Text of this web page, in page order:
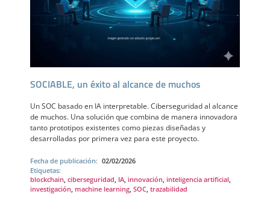
SOCIABLE, un éxito al alcance de muchos
Un SOC basado en IA interpretable. Ciberseguridad al alcance
de muchos. Una solución que combina de manera innovadora
tanto prototipos existentes como piezas diseñadas y
desarrolladas por primera vez para este proyecto.
Fecha de publicación: 02/02/2026
Etiquetas:
blockchain, ciberseguridad, IA, innovación, inteligencia artificial,
investigación, machine learning, SOC, trazabilidad